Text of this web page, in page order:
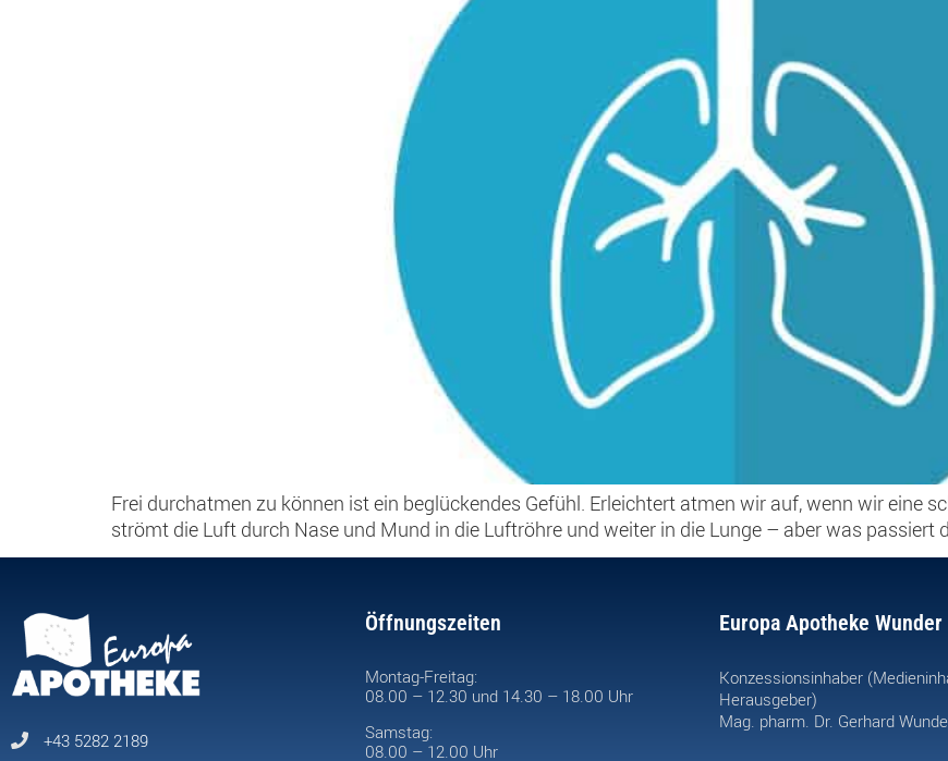
Frei durchatmen zu können ist ein beglückendes Gefühl. Erleichtert atmen wir auf, wenn wir eine
strömt die Luft durch Nase und Mund in die Luftröhre und weiter in die Lunge – aber was passiert
+43 5282 2189
Öffnungszeiten
Montag-Freitag:
08.00 – 12.30 und 14.30 – 18.00 Uhr
Samstag:
08.00 – 12.00 Uhr
Europa Apotheke Wunder
Konzessionsinhaber
Herausgeber)
Mag. pharm. Dr. Gerhard